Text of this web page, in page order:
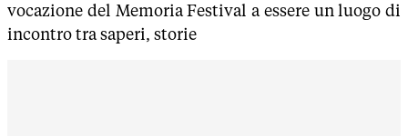
vocazione del Memoria Festival a essere un luogo di
incontro tra saperi, storie